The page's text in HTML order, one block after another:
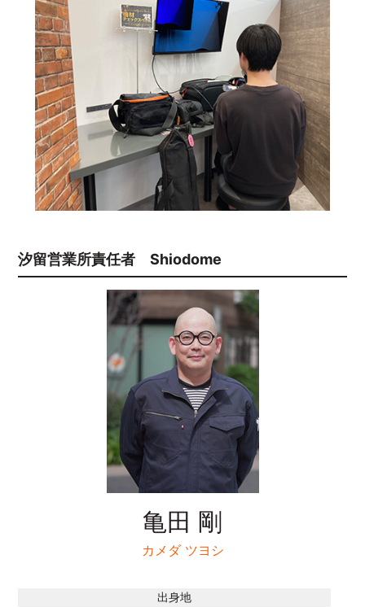
汐留営業所責任者 Shiodome
亀田 剛
カメダ ツヨシ
出身地